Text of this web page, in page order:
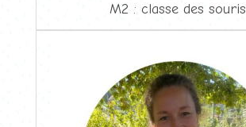
M2 : classe des souris